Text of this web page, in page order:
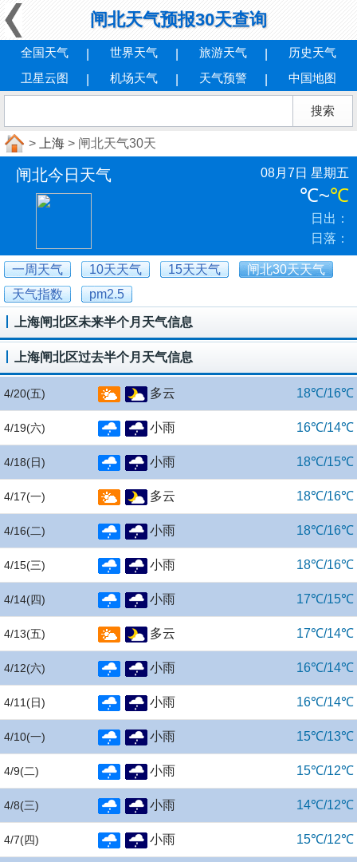
闸北天气预报30天查询
全国天气 世界天气 旅游天气
历史天气
卫星云图
机场天气 天气预警 中国地图
> 上海 > 闸北天气30天
闸北今日天气 08月7日 星期五
℃~℃
日出：
日落：
一周天气 10天天气 15天天气
闸北30天天气
天气指数
pm2.5
上海闸北区未来半个月天气信息
上海闸北区过去半个月天气信息
4/20(五) 多云 18℃/16℃
4/19(六) 小雨 16℃/14℃
4/18(日) 小雨 18℃/15℃
4/17(一) 多云 18℃/16℃
4/16(二) 小雨 18℃/16℃
4/15(三) 小雨 18℃/16℃
4/14(四) 小雨 17℃/15℃
4/13(五) 多云 17℃/14℃
4/12(六) 小雨 16℃/14℃
4/11 (日) 小雨 16℃/14℃
4/10(一) 小雨 15℃/13℃
4/9(二) 小雨 15℃/12℃
4/8(三) 小雨 14℃/12℃
4/7(四) 小雨 15℃/12℃